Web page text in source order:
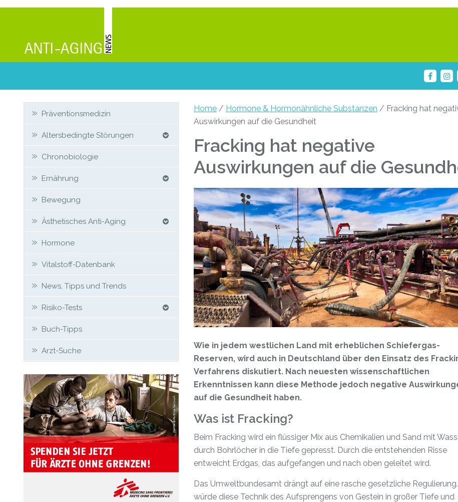
Home / Hormone & Hormonähnliche Substanzen / Fracking hat
Auswirkungen auf die Gesundheit
Fracking hat negative
Auswirkungen auf die
Wie in jedem westlichen Land mit erheblichen Schiefergas-
Reserven, wird auch in Deutschland über den Einsatz des
Verfahrens diskutiert. Nach neuesten wissenschaftlichen
Erkenntnissen kann diese Methode jedoch negative
auf die Gesundheit haben.
Was ist Fracking?
Beim Fracking wird ein flüssiger Mix aus Chemikalien und Sand mit
durch Bohrlöcher in die Tiefe gepresst. Durch die entstehenden Risse
entweicht Erdgas, das aufgefangen und nach oben geleitet wird.
Das Umweltbundesamt drängt auf eine rasche gesetzliche
würde diese Technik des Aufsprengens von Gestein in großer Tiefe und
Zweit-
Sidebar
Präventionsmedizin
Altersbedingte Störungen
Chronobiologie
Ernährung
Bewegung
Ästhetisches Anti-Aging
Hormone
Vitalstoff-Datenbank
News, Tipps und Trends
Risiko-Tests
Buch-Tipps
Arzt-Suche